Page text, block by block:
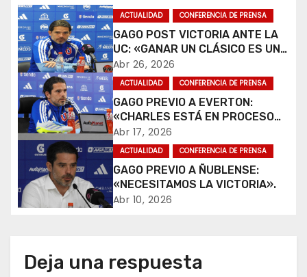
a
c
i
ó
n
d
e
n
ACTUALIDAD CONFERENCIA DE PRENSA
GAGO POST VICTORIA ANTE LA
UC: «GANAR UN CLÁSICO ES UNA
ALEGRÍA».
Abr 26, 2026
ACTUALIDAD CONFERENCIA DE PRENSA
GAGO PREVIO A EVERTON:
«CHARLES ESTÁ EN PROCESO
DE RECUPERACIÓN».
Abr 17, 2026
ACTUALIDAD CONFERENCIA DE PRENSA
GAGO PREVIO A ÑUBLENSE:
«NECESITAMOS LA VICTORIA».
Abr 10, 2026
Deja una respuesta